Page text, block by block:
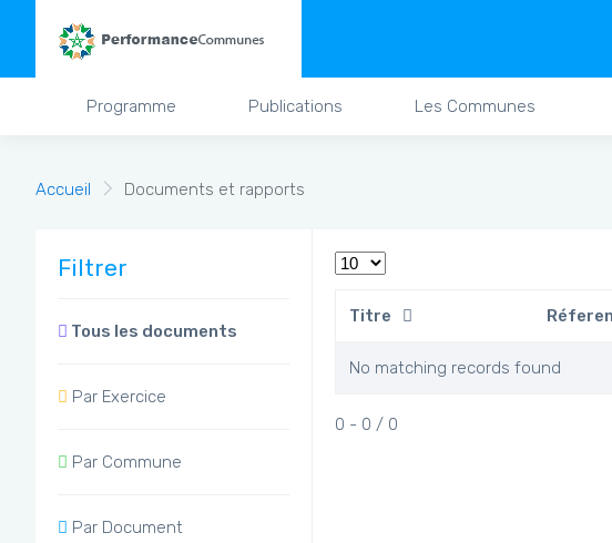
Programme Publications Les Communes
Accueil Documents et rapports
Filtrer
Tous les documents
Par Exercice
Par Commune
Par Document
Titre
No matching records found
0 - 0 / 0